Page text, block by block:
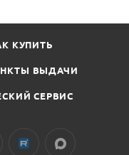
КУПИТЬ
ВЫДАЧИ
СЕРВИС